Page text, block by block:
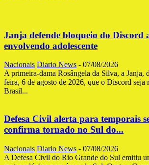
Janja defende bloqueio do Discord
envolvendo adolescente
Nacionais Diario News - 07/08/2026
A primeira-dama Rosângela da Silva, a Janja,
feira, 6 de agosto de 2026, que o Discord seja
Brasil...
Defesa Civil alerta para temporais
confirma tornado no Sul do...
Nacionais Diario News - 07/08/2026
A Defesa Civil do Rio Grande do Sul emitiu